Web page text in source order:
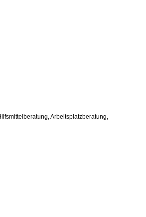
Arbeitsplatzberatung,